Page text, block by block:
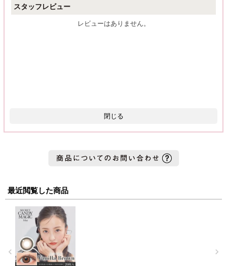
スタッフレビュー
レビューはありません。
閉じる
最近閲覧した商品